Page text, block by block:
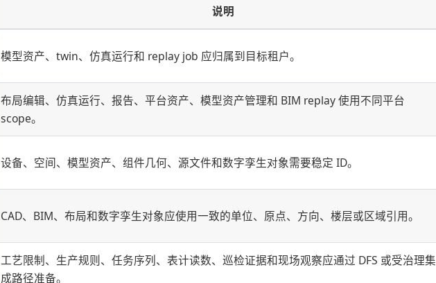
说明
模型资产、twin、仿真运行和 replay job 应归属到目标租户。
布局编辑、仿真运行、报告、平台资产、模型资产管理和 BIM replay 使用不同平台
scope。
设备、空间、模型资产、组件几何、源文件和数字孪生对象需要稳定 ID。
CAD、BIM、布局和数字孪生对象应使用一致的单位、原点、方向、楼层或区域引用。
工艺限制、生产规则、任务序列、表计读数、巡检证据和现场观察应通过 DFS 或受治理集
成路径准备。